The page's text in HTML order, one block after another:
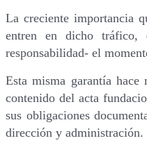
La creciente importancia
entren en dicho
responsabilidad- el
Esta misma garantía
contenido del acta
sus obligaciones
dirección y administración.